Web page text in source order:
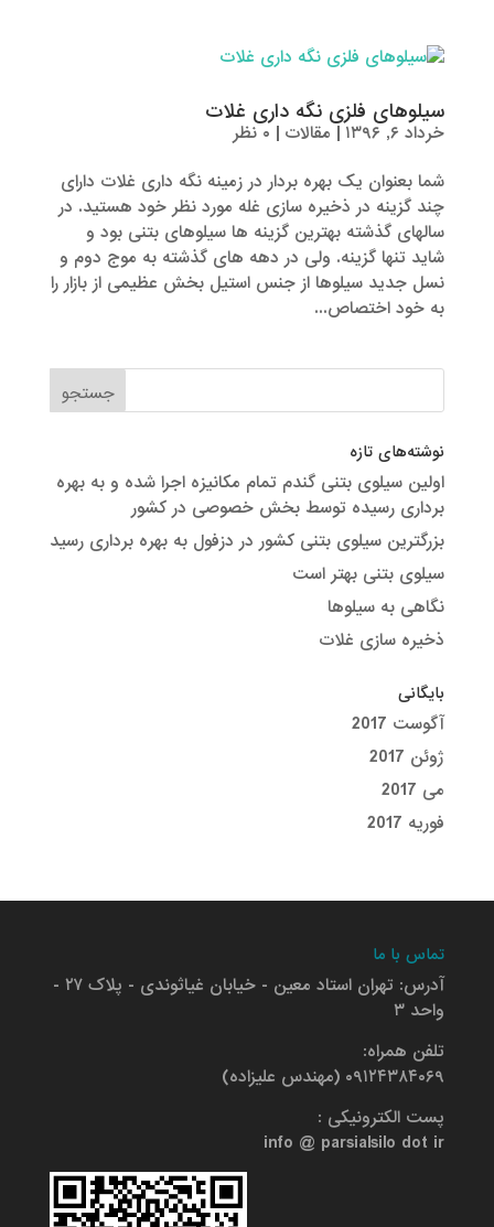
سیلوهای فلزی نگه داری غلات
خرداد ۶, ۱۳۹۶ | مقالات | ۰ نظر
شما بعنوان یک بهره بردار در زمینه نگه داری غلات دارای
چند گزینه در ذخیره سازی غله مورد نظر خود هستید. در
سالهای گذشته بهترین گزینه ها سیلوهای بتنی بود و
شاید تنها گزینه. ولی در دهه های گذشته به موج دوم و
نسل جدید سیلوها از جنس استیل بخش عظیمی از بازار را
به خود اختصاص...
نوشته‌های تازه
اولین سیلوی بتنی گندم تمام مکانیزه اجرا شده و به بهره
برداری رسیده توسط بخش خصوصی در کشور
بزرگترین سیلوی بتنی کشور در دزفول به بهره برداری رسید
سیلوی بتنی بهتر است
نگاهی به سیلوها
ذخیره سازی غلات
بایگانی
آگوست 2017
ژوئن 2017
می 2017
فوریه 2017
تماس با ما
آدرس: تهران استاد معین - خیابان غیاثوندی - پلاک ۲۷ -
واحد ۳
تلفن همراه:
۰۹۱۲۴۳۸۴۰۶۹ (مهندس علیزاده)
پست الکترونیکی :
info @ parsialsilo dot ir